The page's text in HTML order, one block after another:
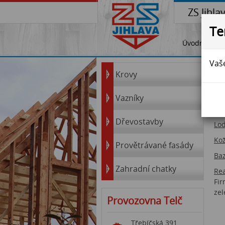
ZS
Úvodní strana
Krovy
Vazníky
Dřevostavby
Provětrávané fasády
Zahradní chatky
Provozovna Telč
Třebíčská 391